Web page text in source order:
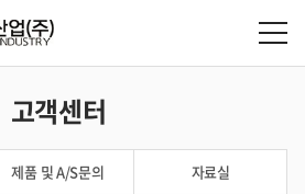
고객센터
제품 및 A/S문의 자료실